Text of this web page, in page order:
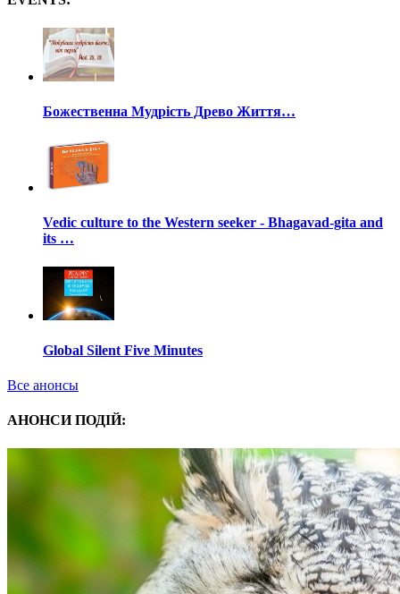
Божественна Мудрість Древо Життя…
Vedic culture to the Western seeker - Bhagavad-gita and
its …
Global Silent Five Minutes
Все анонсы
АНОНСИ ПОДІЙ: